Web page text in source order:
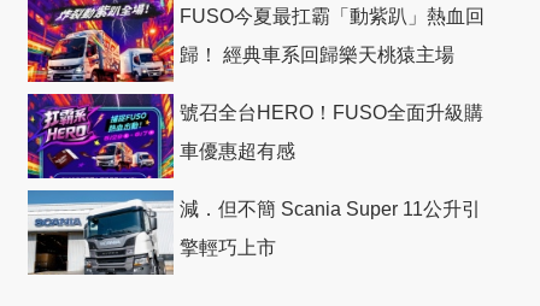
FUSO今夏最扛霸「動紫趴」熱血回
歸！ 經典車系回歸樂天桃猿主場
號召全台HERO！FUSO全面升級購
車優惠超有感
減．但不簡 Scania Super 11公升引
擎輕巧上市